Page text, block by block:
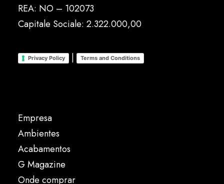
REA: NO – 102073
Capitale Sociale: 2.322.000,00
Privacy Policy | Terms and Conditions
Empresa
Ambientes
Acabamentos
G Magazine
Onde comprar